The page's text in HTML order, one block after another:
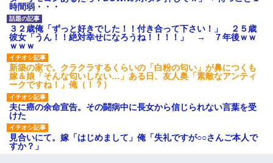
時間弱・・・
３２歳俺「ずっと好きでした！！付き合って下さい！」 ２５歳
彼女「うん！！絶対幸せになろうね！！！！」 → ７年後ｗｗ
ｗｗｗ
新築の家で。クラクラするくらいの「白粉の匂い」が鼻につくも
嫁＆娘「そんな匂いしない…」ある日、友人奥「素敵なアンティ
ークですね！」俺（！？）
夫に癌の余命宣告。その闘病中に長女から信じられない言葉を受
けた
見合いにて。嫁「はじめまして」俺「失礼ですが○○さんご本人で
すか？」